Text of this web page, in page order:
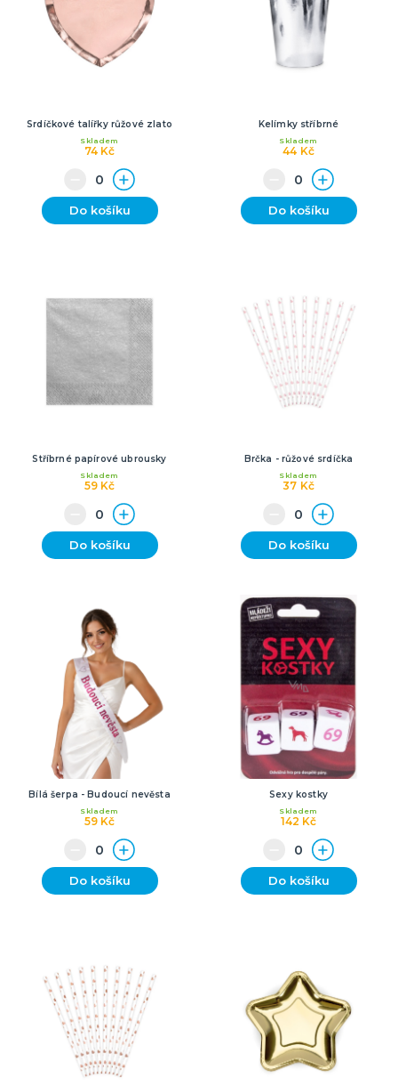
Srdíčkové talířky růžové zlato
74 Kč
Skladem
Do košíku
Kelímky stříbrné
44 Kč
Skladem
Do košíku
Stříbrné papírové ubrousky
59 Kč
Skladem
Do košíku
Brčka - růžové srdíčka
37 Kč
Skladem
Do košíku
Bílá šerpa - Budoucí nevěsta
59 Kč
Skladem
Do košíku
Sexy kostky
142 Kč
Skladem
Do košíku